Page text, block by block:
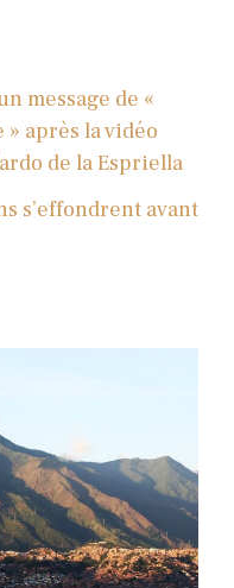
message de «
après la vidéo
de la Espriella
s’effondrent avant